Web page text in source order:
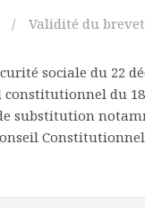
Validité du brevet
sociale du 22
du
substitution